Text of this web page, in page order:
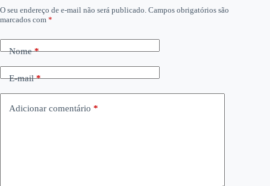
O seu endereço de e-mail não será publicado. Campos obrigatórios são
marcados com *
Nome*
E-mail*
Adicionar comentário *